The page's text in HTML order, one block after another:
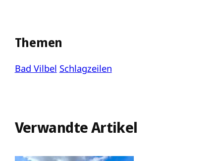
Themen
Bad Vilbel Schlagzeilen
Verwandte Artikel